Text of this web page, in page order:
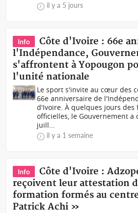
il y a 5 jours
Info
Côte d'Ivoire : 66e
l'Indépendance,
s'affrontent à Yopougon
l'unité nationale
Le sport s'invite au cœur des
66e anniversaire de
d'Ivoire. À quelques jours des
officielles, le Gouvernement a
juill...
il y a 1 semaine
Info
Côte d'Ivoire :
reçoivent leur attestation
formation formés au
Patrick Achi »